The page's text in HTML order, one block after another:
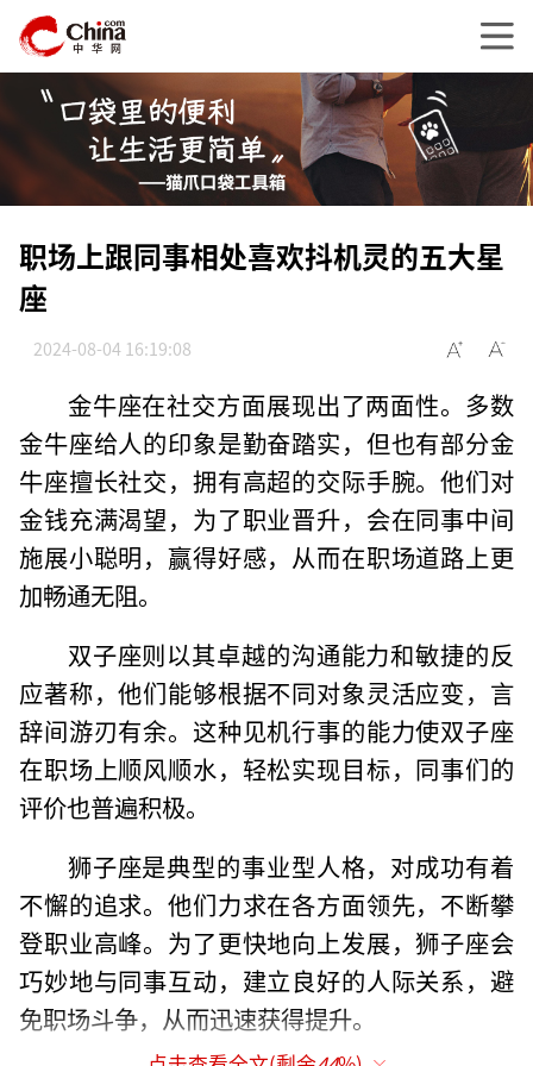
职场上跟同事相处喜欢抖机灵的五大星
座
2024-08-04 16:19:08
金牛座在社交方面展现出了两面性。多数
金牛座给人的印象是勤奋踏实，但也有部分金
牛座擅长社交，拥有高超的交际手腕。他们对
金钱充满渴望，为了职业晋升，会在同事中间
施展小聪明，赢得好感，从而在职场道路上更
加畅通无阻。
双子座则以其卓越的沟通能力和敏捷的反
应著称，他们能够根据不同对象灵活应变，言
辞间游刃有余。这种见机行事的能力使双子座
在职场上顺风顺水，轻松实现目标，同事们的
评价也普遍积极。
狮子座是典型的事业型人格，对成功有着
不懈的追求。他们力求在各方面领先，不断攀
登职业高峰。为了更快地向上发展，狮子座会
巧妙地与同事互动，建立良好的人际关系，避
免职场斗争，从而迅速获得提升。